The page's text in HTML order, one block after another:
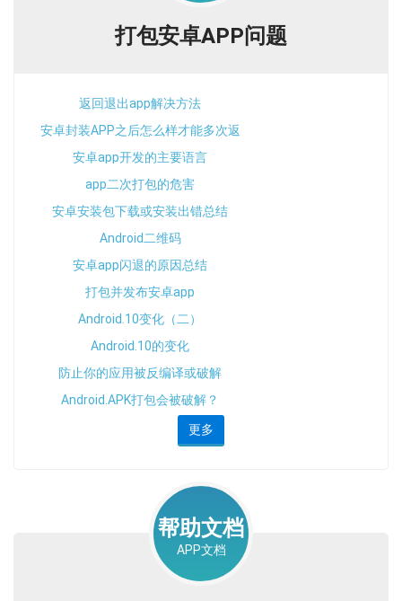
打包安卓APP问题
返回退出app解决方法
安卓封装APP之后怎么样才能多次返
回
安卓app开发的主要语言
app二次打包的危害
安卓安装包下载或安装出错总结
Android二维码
安卓app闪退的原因总结
打包并发布安卓app
Android.10变化（二）
Android.10的变化
防止你的应用被反编译或破解
Android.APK打包会被破解？
更多
帮助文档
APP文档